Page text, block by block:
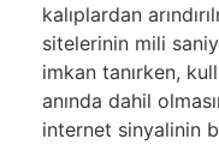
kalıplardan
sitelerinin mili
imkan tanırken,
anında dahil
internet sinyalinin